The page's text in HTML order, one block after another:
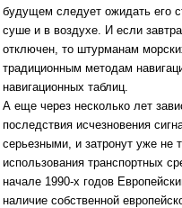
будущем следует ожидать его
суше и в воздухе. И если
отключен, то штурманам
традиционным методам
навигационных таблиц.
А еще через несколько лет
последствия исчезновения
серьезными, и затронут уже не
использования транспортных
начале 1990-х годов
наличие собственной